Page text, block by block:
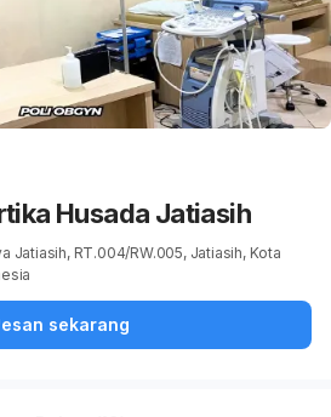
Husada Jatiasih
Jatiasih, RT.004/RW.005, Jatiasih, Kota
sekarang